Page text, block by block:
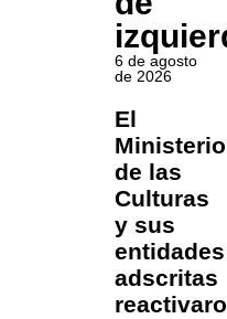
6 de agosto
de 2026
El
Ministerio
de las
Culturas
y sus
entidades
adscritas